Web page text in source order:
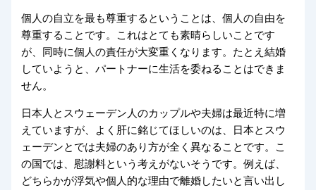
個人の自立を最も尊重するということは、個人の自由を
尊重することです。これはとても素晴らしいことです
が、同時に個人の責任が大変重くなります。たとえ結婚
していようと、パートナーに生活を委ねることはできま
せん。
日本人とスウェーデン人のカップルや夫婦は最近特に増
えていますが、よく肝に銘じてほしいのは、日本とスウ
ェーデンとでは夫婦のあり方が全く異なることです。こ
の国では、慰謝料という考えがないそうです。例えば、
どちらかが浮気や個人的な理由で離婚したいと言い出し